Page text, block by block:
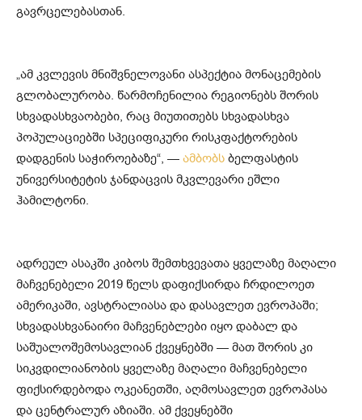
გავრცელებასთან.
„ამ კვლევის მნიშვნელოვანი ასპექტია მონაცემების
გლობალურობა. წარმოჩენილია რეგიონებს შორის
სხვადასხვაობები, რაც მიუთითებს სხვადასხვა
პოპულაციებში სპეციფიკური რისკფაქტორების
დადგენის საჭიროებაზე“, — ამბობს ბელფასტის
უნივერსიტეტის ჯანდაცვის მკვლევარი ეშლი
ჰამილტონი.
ადრეულ ასაკში კიბოს შემთხვევათა ყველაზე მაღალი
მაჩვენებელი 2019 წელს დაფიქსირდა ჩრდილოეთ
ამერიკაში, ავსტრალიასა და დასავლეთ ევროპაში;
სხვადასხვანაირი მაჩვენებლები იყო დაბალ და
საშუალოშემოსავლიან ქვეყნებში — მათ შორის კი
სიკვდილიანობის ყველაზე მაღალი მაჩვენებელი
ფიქსირდებოდა ოკეანეთში, აღმოსავლეთ ევროპასა
და ცენტრალურ აზიაში. ამ ქვეყნებში